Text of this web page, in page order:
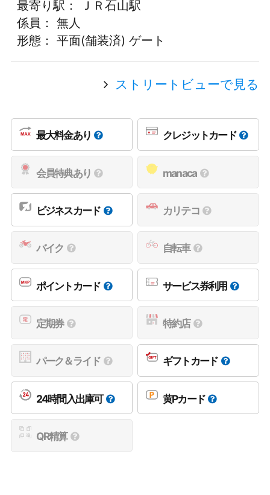
最寄り駅： ＪＲ石山駅
係員： 無人
形態： 平面(舗装済) ゲート
ストリートビューで見る
最大料金あり クレジットカード
会員特典あり manaca
ビジネスカード カリテコ
バイク 自転車
ポイントカード サービス券利用
定期券 特約店
パーク＆ライド ギフトカード
24時間入出庫可 黄Pカード
QR精算